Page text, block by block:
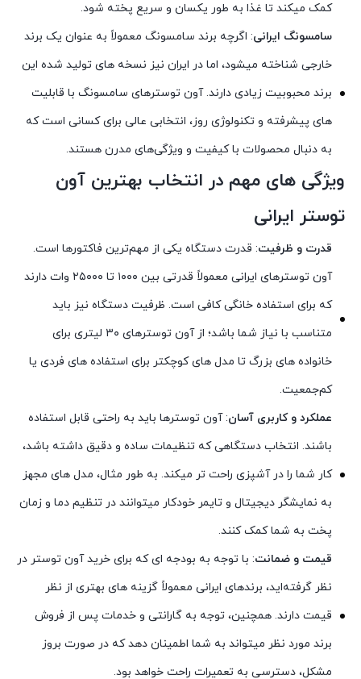
کمک میکند تا غذا به طور یکسان و سریع پخته شود.
سامسونگ ایرانی: اگرچه برند سامسونگ معمولاً به عنوان یک برند
خارجی شناخته میشود، اما در ایران نیز نسخه‌ های تولید شده این
برند محبوبیت زیادی دارند. آون توسترهای سامسونگ با قابلیت‌
های پیشرفته و تکنولوژی روز، انتخابی عالی برای کسانی است که
به دنبال محصولات با کیفیت و ویژگی‌های مدرن هستند.
ویژگی‌ های مهم در انتخاب بهترین آون
توستر ایرانی
قدرت و ظرفیت: قدرت دستگاه یکی از مهم‌ترین فاکتورها است.
آون توسترهای ایرانی معمولاً قدرتی بین ۱۰۰۰ تا ۲۵۰۰۰ وات دارند
که برای استفاده خانگی کافی است. ظرفیت دستگاه نیز باید
متناسب با نیاز شما باشد؛ از آون توسترهای ۳۰ لیتری برای
خانواده‌ های بزرگ تا مدل‌ های کوچکتر برای استفاده‌ های فردی یا
کم‌جمعیت.
عملکرد و کاربری آسان: آون توسترها باید به راحتی قابل استفاده
باشند. انتخاب دستگاهی که تنظیمات ساده و دقیق داشته باشد،
کار شما را در آشپزی راحت‌ تر میکند. به طور مثال، مدل‌ های مجهز
به نمایشگر دیجیتال و تایمر خودکار میتوانند در تنظیم دما و زمان
پخت به شما کمک کنند.
قیمت و ضمانت: با توجه به بودجه‌ ای که برای خرید آون توستر در
نظر گرفته‌اید، برندهای ایرانی معمولاً گزینه‌ های بهتری از نظر
قیمت دارند. همچنین، توجه به گارانتی و خدمات پس از فروش
برند مورد نظر میتواند به شما اطمینان دهد که در صورت بروز
مشکل، دسترسی به تعمیرات راحت خواهد بود.